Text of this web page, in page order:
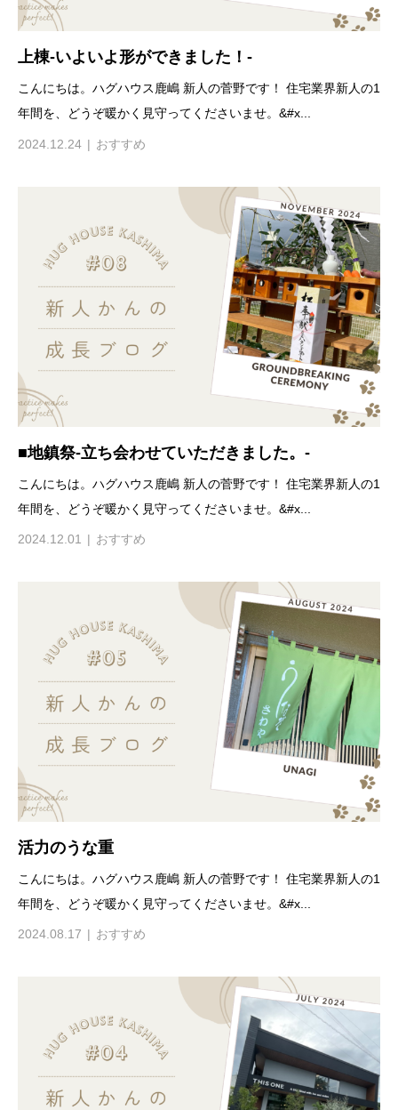
上棟-いよいよ形ができました！-
こんにちは。ハグハウス鹿嶋 新人の菅野です！ 住宅業界新人の1
年間を、どうぞ暖かく見守ってくださいませ。&#x...
2024.12.24 おすすめ
■地鎮祭-立ち会わせていただきました。-
こんにちは。ハグハウス鹿嶋 新人の菅野です！ 住宅業界新人の1
年間を、どうぞ暖かく見守ってくださいませ。&#x...
2024.12.01 おすすめ
活力のうな重
こんにちは。ハグハウス鹿嶋 新人の菅野です！ 住宅業界新人の1
年間を、どうぞ暖かく見守ってくださいませ。&#x...
2024.08.17 おすすめ